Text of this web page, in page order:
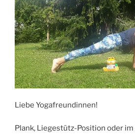
Liebe Yogafreundinnen!
Plank, Liegestütz-Position oder